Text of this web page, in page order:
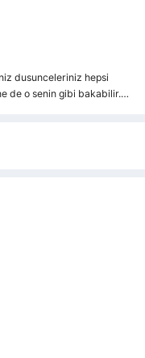
dusunceleriniz hepsi
de o senin gibi bakabilir.…